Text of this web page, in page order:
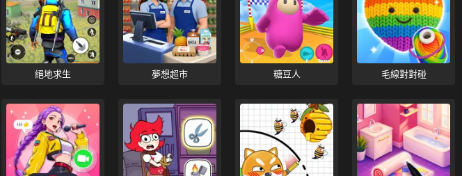
絕地求生 夢想超市 糖豆人 毛線對對碰